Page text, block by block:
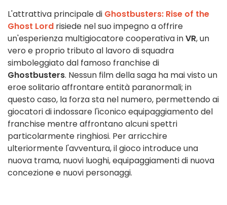
L'attrattiva principale di Ghostbusters: Rise of the
Ghost Lord risiede nel suo impegno a offrire
un'esperienza multigiocatore cooperativa inVR, un
vero e proprio tributo al lavoro di squadra
simboleggiato dal famoso franchise di
Ghostbusters. Nessun film della saga ha mai visto un
eroe solitario affrontare entità paranormali; in
questo caso, la forza sta nel numero, permettendo ai
giocatori di indossare l'iconico equipaggiamento del
franchise mentre affrontano alcuni spettri
particolarmente ringhiosi. Per arricchire
ulteriormente l'avventura, il gioco introduce una
nuova trama, nuovi luoghi, equipaggiamenti di nuova
concezione e nuovi personaggi.